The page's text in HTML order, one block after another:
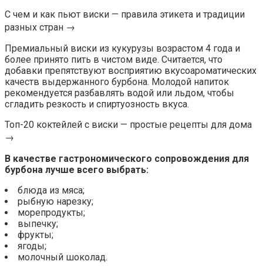
С чем и как пьют виски — правила этикета и традиции
разных стран →
Премиальный виски из кукурузы возрастом 4 года и
более принято пить в чистом виде. Считается, что
добавки препятствуют восприятию вкусоароматических
качеств выдержанного бурбона. Молодой напиток
рекомендуется разбавлять водой или льдом, чтобы
сгладить резкость и спиртуозность вкуса.
Топ-20 коктейлей с виски — простые рецепты для дома
→
В качестве гастрономического сопровождения для
бурбона лучше всего выбрать:
блюда из мяса;
рыбную нарезку;
морепродукты;
выпечку;
фрукты;
ягоды;
молочный шоколад.